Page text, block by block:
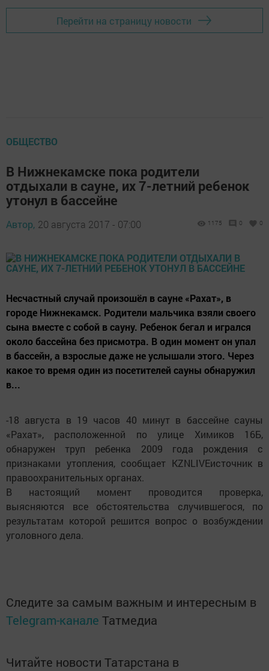
Перейти на страницу новости
ОБЩЕСТВО
В Нижнекамске пока родители
отдыхали в сауне, их 7-летний ребенок
утонул в бассейне
Автор, 20 августа 2017 - 07:00 1175 0 0
Несчастный случай произошёл в сауне «Рахат», в
городе Нижнекамск. Родители мальчика взяли своего
сына вместе с собой в сауну. Ребенок бегал и игрался
около бассейна без присмотра. В один момент он упал
в бассейн, а взрослые даже не услышали этого. Через
какое то время один из посетителей сауны обнаружил
в...
-18 августа в 19 часов 40 минут в бассейне сауны
«Рахат», расположенной по улице Химиков 16Б,
обнаружен труп ребенка 2009 года рождения с
признаками утопления, сообщает KZNLIVEисточник в
правоохранительных органах.
В настоящий момент проводится проверка,
выясняются все обстоятельства случившегося, по
результатам которой решится вопрос о возбуждении
уголовного дела.
Следите за самым важным и интересным в
Telegram-канале Татмедиа
Читайте новости Татарстана в